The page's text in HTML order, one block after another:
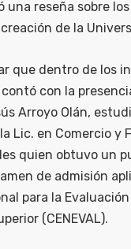
una reseña sobre
de la
que dentro de los
con la
Arroyo Olán,
Lic. en Comercio y
quien obtuvo un
de admisión
para la
(CENEVAL).